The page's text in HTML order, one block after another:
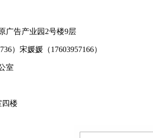
告产业园2号楼9层
）宋媛媛（17603957166）
室
楼